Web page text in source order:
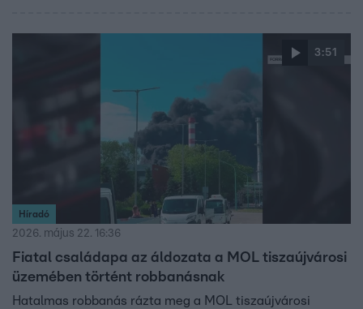
3:51
Híradó
2026. május 22. 16:36
Fiatal családapa az áldozata a MOL tiszaújvárosi
üzemében történt robbanásnak
Hatalmas robbanás rázta meg a MOL tiszaújvárosi